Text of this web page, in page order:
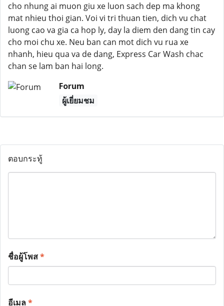
cho nhung ai muon giu xe luon sach dep ma khong
mat nhieu thoi gian. Voi vi tri thuan tien, dich vu chat
luong cao va gia ca hop ly, day la diem den dang tin cay
cho moi chu xe. Neu ban can mot dich vu rua xe
nhanh, hieu qua va de dang, Express Car Wash chac
chan se lam ban hai long.
Forum
ผู้เยี่ยมชม
ตอบกระทู้
ชื่อผู้โพส*
อีเมล*